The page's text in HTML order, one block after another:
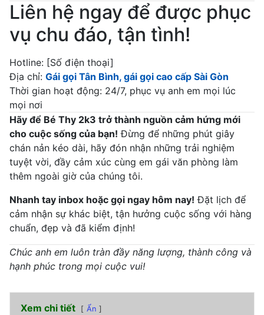
Liên hệ ngay để được phục
vụ chu đáo, tận tình!
Hotline: [Số điện thoại]
Địa chỉ: Gái gọi Tân Bình, gái gọi cao cấp Sài Gòn
Thời gian hoạt động: 24/7, phục vụ anh em mọi lúc
mọi nơi
Hãy để Bé Thy 2k3 trở thành nguồn cảm hứng mới
cho cuộc sống của bạn! Đừng để những phút giây
chán nản kéo dài, hãy đón nhận những trải nghiệm
tuyệt vời, đầy cảm xúc cùng em gái văn phòng làm
thêm ngoài giờ của chúng tôi.
Nhanh tay inbox hoặc gọi ngay hôm nay! Đặt lịch để
cảm nhận sự khác biệt, tận hưởng cuộc sống với hàng
chuẩn, đẹp và đã kiểm định!
Chúc anh em luôn tràn đầy năng lượng, thành công và
hạnh phúc trong mọi cuộc vui!
Xem chi tiết Ẩn